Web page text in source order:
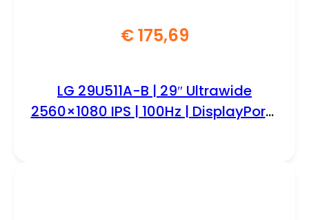
€175,69
LG 29U511A-B | 29″ Ultrawide
2560×1080 IPS | 100Hz | DisplayPort |